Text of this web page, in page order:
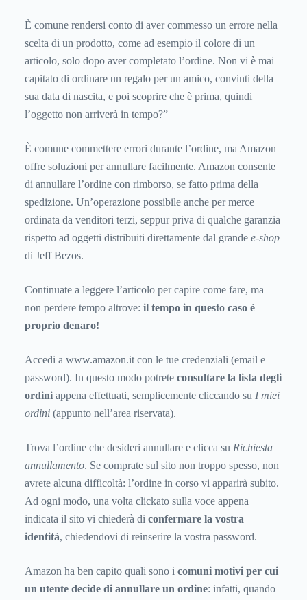
È comune rendersi conto di aver commesso un errore nella
scelta di un prodotto, come ad esempio il colore di un
articolo, solo dopo aver completato l’ordine. Non vi è mai
capitato di ordinare un regalo per un amico, convinti della
sua data di nascita, e poi scoprire che è prima, quindi
l’oggetto non arriverà in tempo?”
È comune commettere errori durante l’ordine, ma Amazon
offre soluzioni per annullare facilmente. Amazon consente
di annullare l’ordine con rimborso, se fatto prima della
spedizione. Un’operazione possibile anche per merce
ordinata da venditori terzi, seppur priva di qualche garanzia
rispetto ad oggetti distribuiti direttamente dal grande e-shop
di Jeff Bezos.
Continuate a leggere l’articolo per capire come fare, ma
non perdere tempo altrove: il tempo in questo caso è
proprio denaro!
Accedi a www.amazon.it con le tue credenziali (email e
password). In questo modo potrete consultare la lista degli
ordini appena effettuati, semplicemente cliccando su I miei
ordini (appunto nell’area riservata).
Trova l’ordine che desideri annullare e clicca su Richiesta
annullamento. Se comprate sul sito non troppo spesso, non
avrete alcuna difficoltà: l’ordine in corso vi apparirà subito.
Ad ogni modo, una volta clickato sulla voce appena
indicata il sito vi chiederà di confermare la vostra
identità, chiedendovi di reinserire la vostra password.
Amazon ha ben capito quali sono i comuni motivi per cui
un utente decide di annullare un ordine: infatti, quando